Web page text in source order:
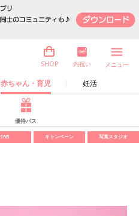
赤ちゃん・育児 妊活
SHOP 内祝い メニュー
優待パス
SNS キャンペーン 写真スタジオ